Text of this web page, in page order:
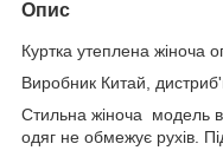
Опис
Куртка утеплена жіноча
Виробник Китай,
Стильна жіноча модель
одяг не обмежує рухів.